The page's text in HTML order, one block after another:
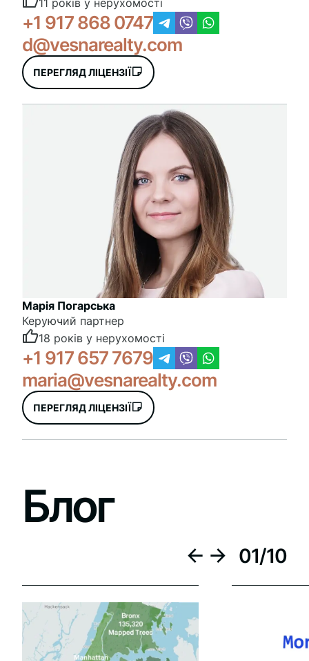
+1 917 868 0747
d@vesnarealty.com
ПЕРЕГЛЯД ЛІЦЕНЗІЇ
Марія Погарська
Керуючий партнер
18 років у нерухомості
+1 917 657 7679
maria@vesnarealty.com
ПЕРЕГЛЯД ЛІЦЕНЗІЇ
Блог
01/10